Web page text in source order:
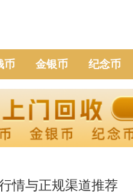
币 金银币 纪念币
情与正规渠道推荐